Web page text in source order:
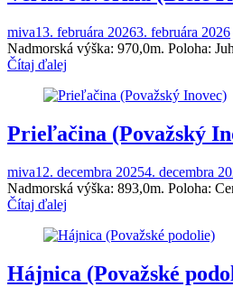
miva13. februára 20263. februára 2026
Nadmorská výška: 970,0m. Poloha:
Čítaj ďalej
Prieľačina (Považský
miva1 2. decembra 20254. decembra
Nadmorská výška: 893,0m. Poloha:
Čítaj ďalej
Hájnica (Považské